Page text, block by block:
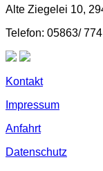
Alte Ziegelei 10,
Telefon: 05863/ 774
Kontakt
Impressum
Anfahrt
Datenschutz